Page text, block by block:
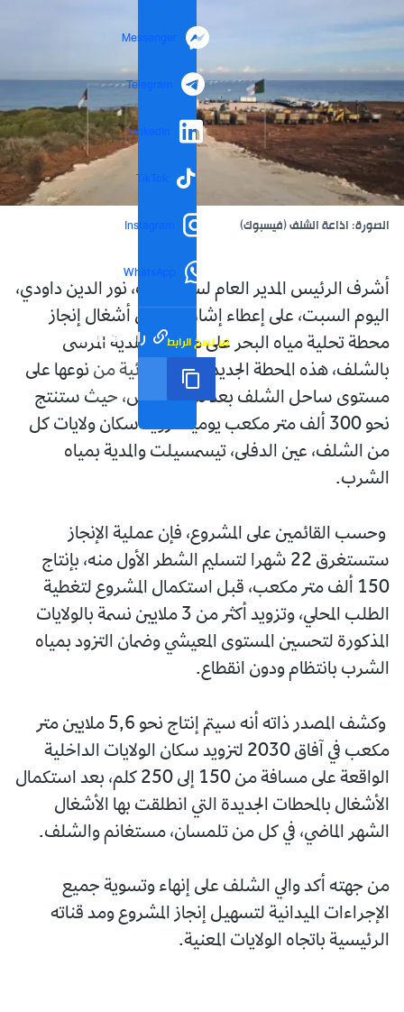
Messenger
Telegram
LinkedIn
TikTok
Instagram
WhatsApp
رابط مختصر تم نسخ الرابط
الصورة: اذاعة الشلف (فيسبوك)
أشرف الرئيس المدير العام لسوناطراك، نور الدين داودي،
اليوم السبت، على إعطاء إشارة انطلاق أشغال إنجاز
محطة تحلية مياه البحر على مستوى بلدية المرسى
بالشلف، هذه المحطة الجديدة تعتبر الثائية من نوعها على
مستوى ساحل الشلف بعد محطة تنس، حيث ستنتج
نحو 300 ألف متر مكعب يوميا لتزويد سكان ولايات كل
من الشلف، عين الدفلى، تيسمسيلت والمدية بمياه
الشرب.
وحسب القائمين على المشروع، فإن عملية الإنجاز
ستستغرق 22 شهرا لتسليم الشطر الأول منه، بإنتاج
150 ألف متر مكعب، قبل استكمال المشروع لتغطية
الطلب المحلي، وتزويد أكثر من 3 ملايين نسمة بالولايات
المذكورة لتحسين المستوى المعيشي وضمان التزود بمياه
الشرب بانتظام ودون انقطاع.
وكشف المصدر ذاته أنه سيتم إنتاج نحو 5,6 ملايين متر
مكعب في آفاق 2030 لتزويد سكان الولايات الداخلية
الواقعة على مسافة من 150 إلى 250 كلم، بعد استكمال
الأشغال بالمحطات الجديدة التي انطلقت بها الأشغال
الشهر الماضي، في كل من تلمسان، مستغانم والشلف.
من جهته أكد والي الشلف على إنهاء وتسوية جميع
الإجراءات الميدانية لتسهيل إنجاز المشروع ومد قناته
الرئيسية باتجاه الولايات المعنية.